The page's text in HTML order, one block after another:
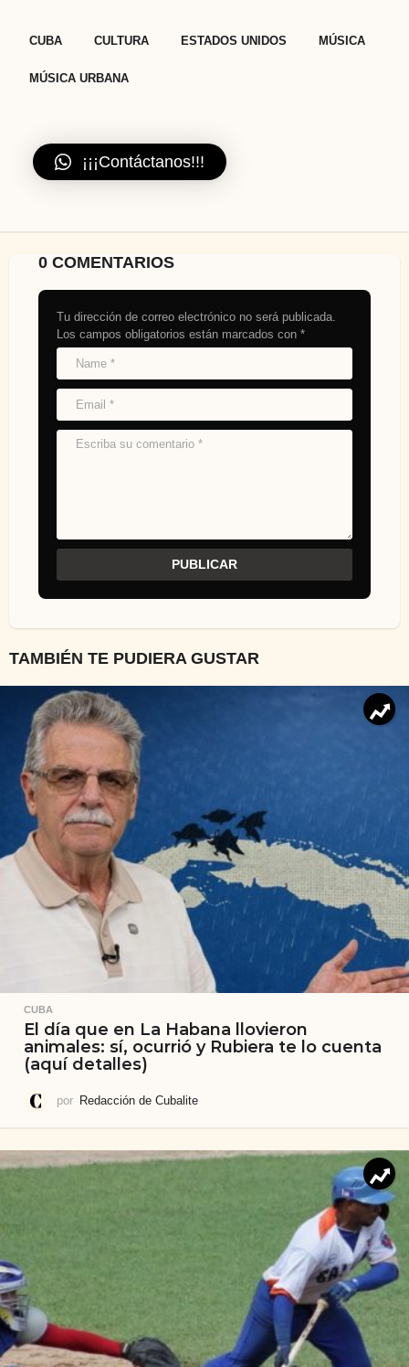
CUBA CULTURA ESTADOS UNIDOS MÚSICA
MÚSICA URBANA
¡¡¡Contáctanos!!!
0 COMENTARIOS
Tu dirección de correo electrónico no será publicada.
Los campos obligatorios están marcados con *
TAMBIÉN TE PUDIERA GUSTAR
CUBA
El día que en La Habana llovieron
animales: sí, ocurrió y Rubiera te lo cuenta
(aquí detalles)
por Redacción de Cubalite